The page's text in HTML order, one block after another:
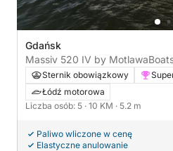
Gdańsk
Massiv 520 IV by
Sternik obowiązkowy
Łódź motorowa
Liczba osób: 5 · 10 KM · 5.2 m
Paliwo wliczone w cenę
Elastyczne anulowanie